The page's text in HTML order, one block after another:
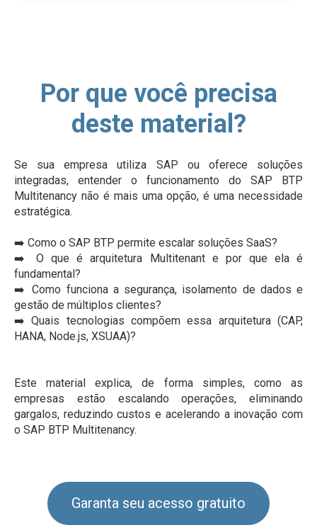
Por que você precisa
deste material?
Se sua empresa utiliza SAP ou oferece soluções
integradas, entender o funcionamento do SAP BTP
Multitenancy não é mais uma opção, é uma necessidade
estratégica.
➡️ Como o SAP BTP permite escalar soluções SaaS?
➡️
O que é arquitetura Multitenant e por que ela é
fundamental?
➡️
Como funciona a segurança, isolamento de dados e
gestão de múltiplos clientes?
➡️Quais tecnologias compõem essa arquitetura (CAP,
HANA, Node.js, XSUAA)?
Este material explica, de forma simples, como as
empresas estão escalando operações, eliminando
gargalos, reduzindo custos e acelerando a inovação com
o SAP BTP Multitenancy.
Garanta seu acesso gratuito